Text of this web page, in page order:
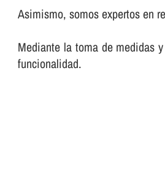
Asimismo, somos expertos en
Mediante la toma de medidas
funcionalidad.